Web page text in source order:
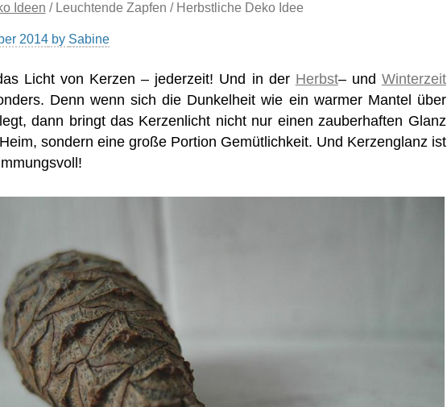
Ideen / Leuchtende Zapfen / Herbstliche Deko Idee
2014by Sabine
Licht von Kerzen – jederzeit! Und in der Herbst– und Winterzeit
Denn wenn sich die Dunkelheit wie ein warmer Mantel über
dann bringt das Kerzenlicht nicht nur einen zauberhaften Glanz
sondern eine große Portion Gemütlichkeit. Und Kerzenglanz ist